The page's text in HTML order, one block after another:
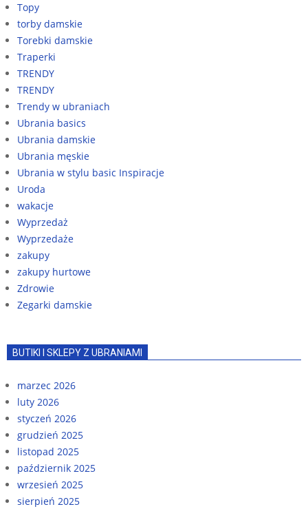
Topy
torby damskie
Torebki damskie
Traperki
TRENDY
TRENDY
Trendy w ubraniach
Ubrania basics
Ubrania damskie
Ubrania męskie
Ubrania w stylu basic Inspiracje
Uroda
wakacje
Wyprzedaż
Wyprzedaże
zakupy
zakupy hurtowe
Zdrowie
Zegarki damskie
BUTIKI I SKLEPY Z UBRANIAMI
marzec 2026
luty 2026
styczeń 2026
grudzień 2025
listopad 2025
październik 2025
wrzesień 2025
sierpień 2025